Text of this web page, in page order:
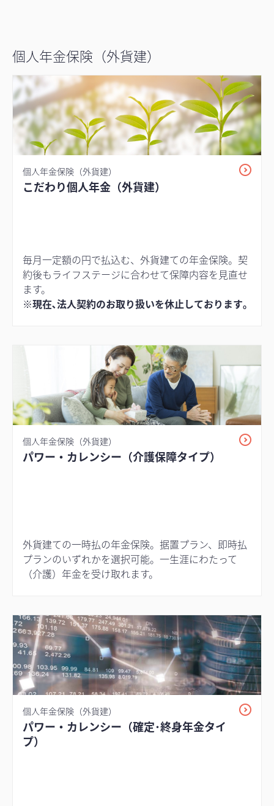
個人年金保険（外貨建）
個人年金保険（外貨建）
こだわり個人年金（外貨建）
毎月一定額の円で払込む、外貨建ての年金保険。契
約後もライフステージに合わせて保障内容を見直せ
ます。
※現在､法人契約のお取り扱いを休止しております｡
個人年金保険（外貨建）
パワー・カレンシー（介護保障タイプ）
外貨建ての一時払の年金保険。据置プラン、即時払
プランのいずれかを選択可能。一生涯にわたって
（介護）年金を受け取れます。
個人年金保険（外貨建）
パワー・カレンシー（確定･終身年金タイ
プ）